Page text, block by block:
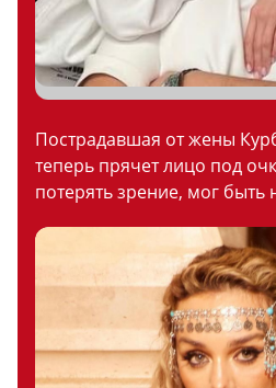
Пострадавшая от жены
теперь прячет лицо под
потерять зрение, мог быть